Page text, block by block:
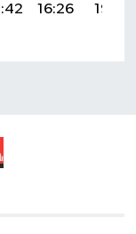
16:26 19:27